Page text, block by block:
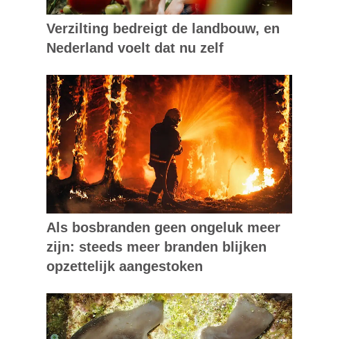
Verzilting bedreigt de landbouw, en
Nederland voelt dat nu zelf
Als bosbranden geen ongeluk meer
zijn: steeds meer branden blijken
opzettelijk aangestoken